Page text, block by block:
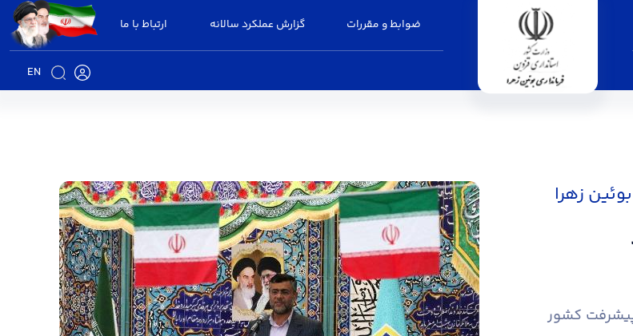
ضوابط و مقررات گزارش عملکرد سالانه ارتباط با ما
EN
زهرا
کشور